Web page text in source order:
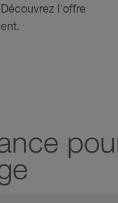
l'offre